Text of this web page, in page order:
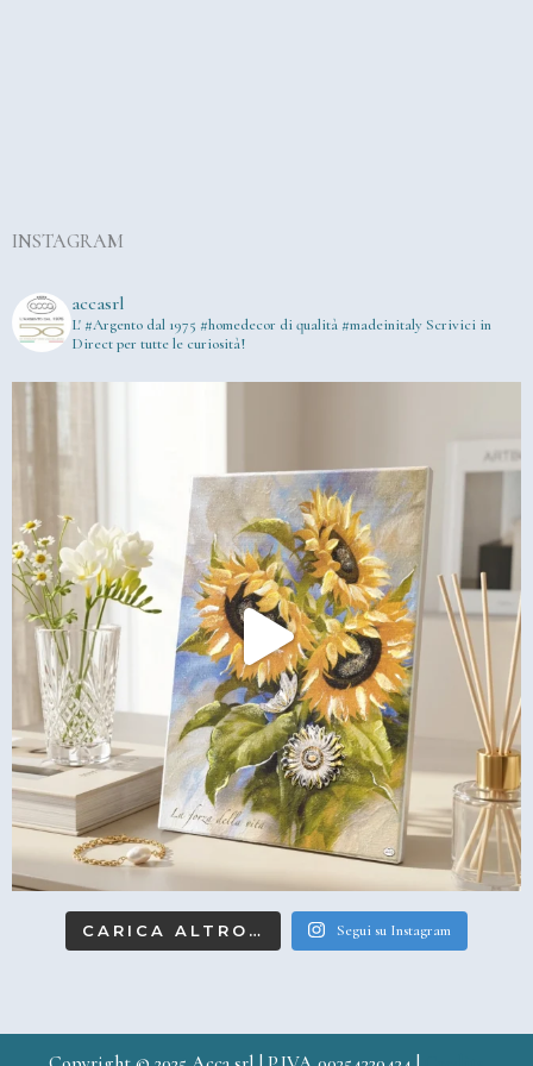
INSTAGRAM
accasrl
L' #Argento dal 1975 #homedecor di qualità #madeinitaly Scrivici in
Direct per tutte le curiosità!
CARICA ALTRO… Segui su Instagram